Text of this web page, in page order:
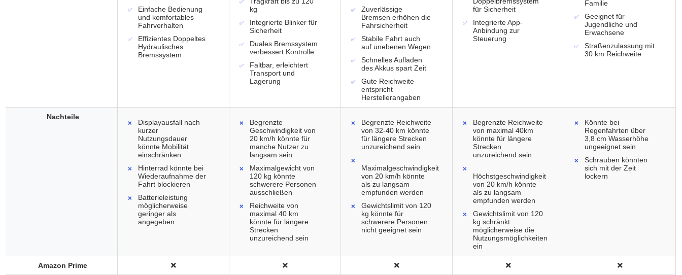
Einfache Bedienung
und komfortables
Fahrverhalten
Effizientes Doppeltes
Hydraulisches
Bremssystem
kg
Integrierte Blinker für
Sicherheit
Duales Bremssystem
verbessert Kontrolle
Faltbar, erleichtert
Transport und
Lagerung
Zuverlässige
Bremsen erhöhen die
Fahrsicherheit
Stabile Fahrt auch
auf unebenen Wegen
Schnelles Aufladen
des Akkus spart Zeit
Gute Reichweite
entspricht
Herstellerangaben
für Sicherheit
Integrierte App-
Anbindung zur
Steuerung
Familie
Geeignet für
Jugendliche und
Erwachsene
Straßenzulassung mit
30 km Reichweite
Displayausfall nach
kurzer
Nutzungsdauer
könnte Mobilität
einschränken
Hinterrad könnte bei
Wiederaufnahme der
Fahrt blockieren
Batterieleistung
möglicherweise
geringer als
angegeben
Begrenzte
Geschwindigkeit von
20 km/h könnte für
manche Nutzer zu
langsam sein
Maximalgewicht von
120 kg könnte
schwerere Personen
ausschließen
Reichweite von
maximal 40 km
könnte für längere
Strecken
unzureichend sein
Begrenzte Reichweite
von 32-40 km könnte
für längere Strecken
unzureichend sein
Maximalgeschwindigkeit
von 20 km/h könnte
als zu langsam
empfunden werden
Gewichtslimit von 120
kg könnte für
schwerere Personen
nicht geeignet sein
Begrenzte Reichweite
von maximal 40km
könnte für längere
Strecken
unzureichend sein
Höchstgeschwindigkeit
von 20 km/h könnte
als zu langsam
empfunden werden
Gewichtslimit von 120
kg schränkt
möglicherweise die
Nutzungsmöglichkeiten
ein
Könnte bei
Regenfahrten über
3,8 cm Wasserhöhe
ungeeignet sein
Schrauben könnten
sich mit der Zeit
lockern
Nachteile
Amazon Prime